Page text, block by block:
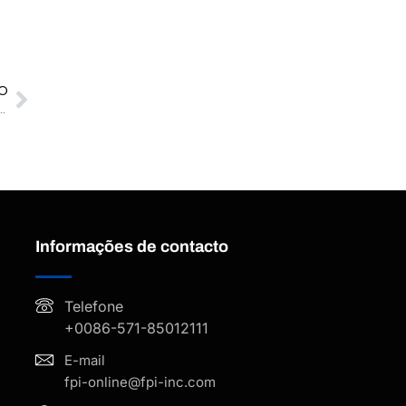
solar a estabelecer padrões globais de sustentabilidade
Informações de contacto
Telefone
+0086-571-85012111
E-mail
fpi-online@fpi-inc.com